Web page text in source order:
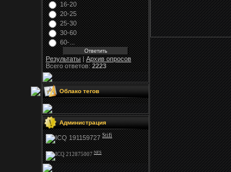
16-20
20-25
25-30
30-60
60-...
Результаты|Архив опросов
Всего ответов:2223
Облако тегов
Администрация
Stifi
NFS